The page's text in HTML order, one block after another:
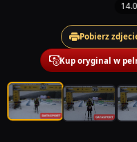
Pobierz
Kup oryginal w